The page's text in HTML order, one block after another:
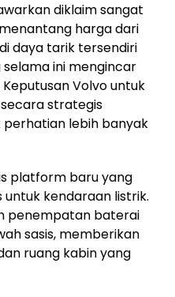
diklaim sangat
harga dari
daya tarik tersendiri
ini mengincar
Volvo untuk
strategis
lebih banyak
platform baru yang
kendaraan listrik.
penempatan baterai
sasis, memberikan
ruang kabin yang